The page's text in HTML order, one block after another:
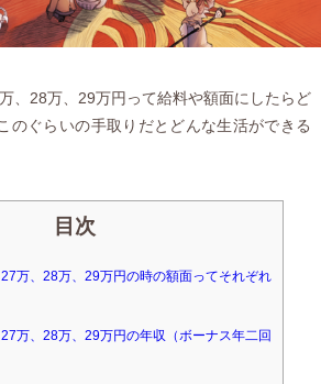
、28万、29万円って給料や額面にしたらど
のぐらいの手取りだとどんな生活ができる
目次
万、28万、29万円の時の額面ってそれぞれ
万、28万、29万円の年収（ボーナス年二回